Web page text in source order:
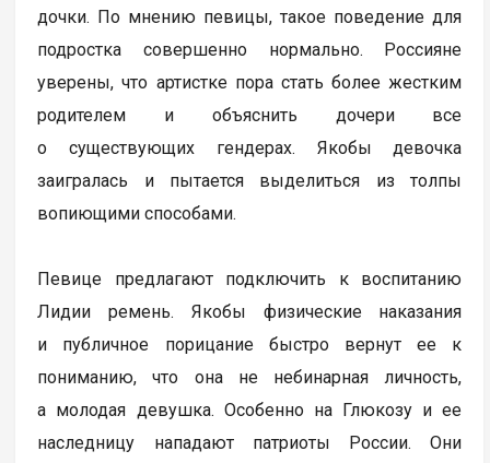
дочки. По мнению певицы, такое поведение для
подростка совершенно нормально. Россияне
уверены, что артистке пора стать более жестким
родителем и объяснить дочери все
о существующих гендерах. Якобы девочка
заигралась и пытается выделиться из толпы
вопиющими способами.
Певице предлагают подключить к воспитанию
Лидии ремень. Якобы физические наказания
и публичное порицание быстро вернут ее к
пониманию, что она не небинарная личность,
а молодая девушка. Особенно на Глюкозу и ее
наследницу нападают патриоты России. Они